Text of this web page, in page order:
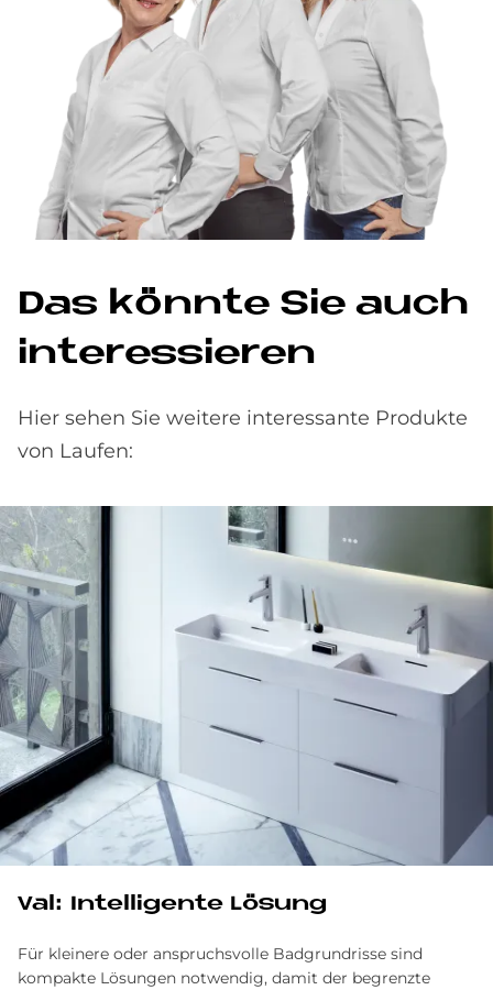
Das könn­te Sie auch
in­ter­es­sie­ren
Hier sehen Sie weitere interessante Produkte
von Laufen:
Val: Intelligente Lösung
Für kleinere oder anspruchsvolle Badgrundrisse sind
kompakte Lösungen notwendig, damit der begrenzte